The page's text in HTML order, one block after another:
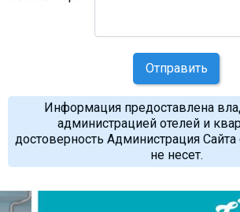
Отправить
Информация предоставлена
администрацией отелей и
достоверность Администрация Сайта
не несет.